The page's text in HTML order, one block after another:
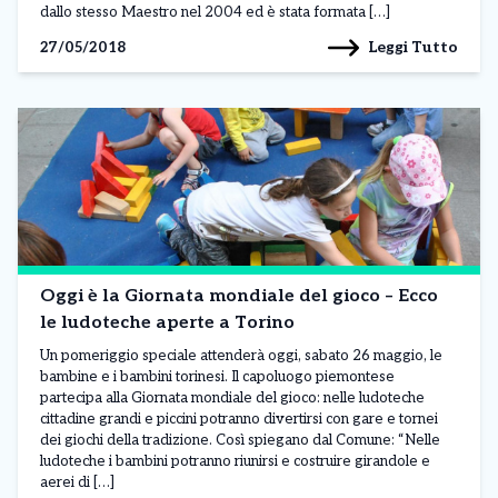
dallo stesso Maestro nel 2004 ed è stata formata […]
27/05/2018
Leggi Tutto
Oggi è la Giornata mondiale del gioco – Ecco
le ludoteche aperte a Torino
Un pomeriggio speciale attenderà oggi, sabato 26 maggio, le
bambine e i bambini torinesi. Il capoluogo piemontese
partecipa alla Giornata mondiale del gioco: nelle ludoteche
cittadine grandi e piccini potranno divertirsi con gare e tornei
dei giochi della tradizione. Così spiegano dal Comune: “Nelle
ludoteche i bambini potranno riunirsi e costruire girandole e
aerei di […]